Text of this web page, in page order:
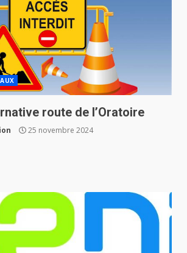
route de l’Oratoire
25 novembre 2024